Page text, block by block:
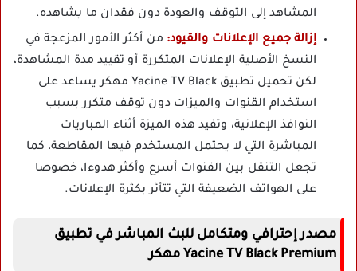
المشاهد إلى التوقف والعودة دون فقدان ما يشاهده.
إزالة جميع الإعلانات والقيود: من أكثر الأمور المزعجة في
النسخ الأصلية الإعلانات المتكررة أو تقييد مدة المشاهدة،
لكن تحميل تطبيق Yacine TV Black مهكر يساعد على
استخدام القنوات والميزات دون توقف متكرر بسبب
النوافذ الإعلانية، وتفيد هذه الميزة أثناء المباريات
المباشرة التي لا يحتمل المستخدم فيها المقاطعة، كما
تجعل التنقل بين القنوات أسرع وأكثر هدوءا، خصوصا
على الهواتف الضعيفة التي تتأثر بكثرة الإعلانات.
مصدر إحترافي ومتكامل للبث المباشر في تطبيق
Yacine TV Black Premium مهكر